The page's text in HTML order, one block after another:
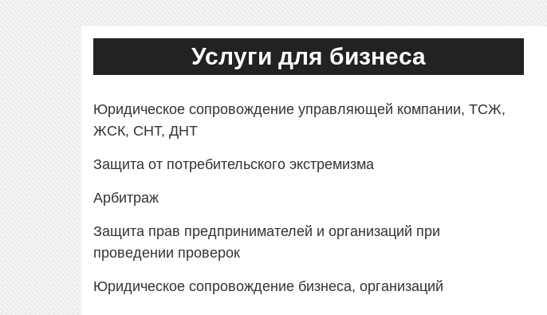
Услуги для бизнеса
Юридическое сопровождение управляющей компании, ТСЖ,
ЖСК, СНТ, ДНТ
Защита от потребительского экстремизма
Арбитраж
Защита прав предпринимателей и организаций при
проведении проверок
Юридическое сопровождение бизнеса, организаций